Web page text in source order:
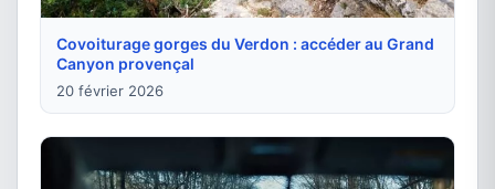
Covoiturage gorges du Verdon : accéder au Grand
Canyon provençal
20 février 2026